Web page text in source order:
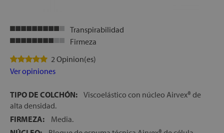
Transpirabilidad
Firmeza
2 Opinion(es)
Ver opiniones
TIPO DE COLCHÓN: Viscoelástico con núcleo Airvex® de
alta densidad.
FIRMEZA:
Media.